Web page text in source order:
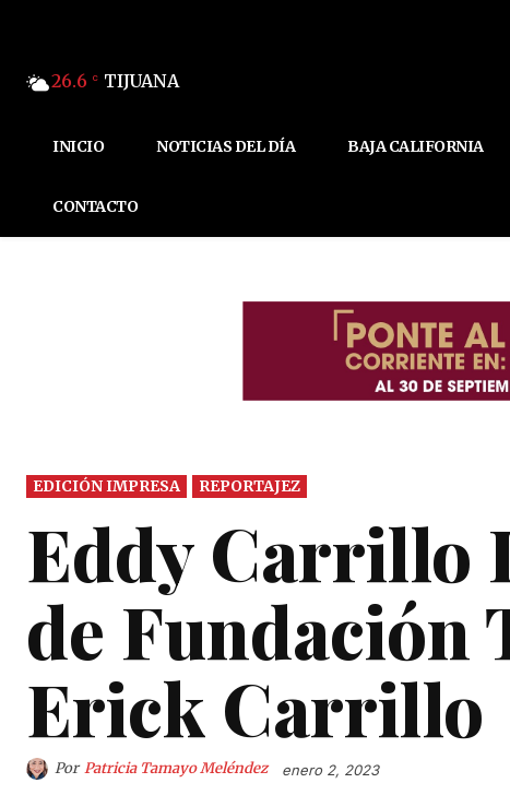
26.6 C TIJUANA
INICIO NOTICIAS DEL DÍA BAJA CALIFORNIA
CONTACTO
EDICIÓN IMPRESA REPORTAJEZ
Eddy Carrillo
de Fundación
Erick Carrillo
Por Patricia Tamayo Meléndez enero 2, 2023